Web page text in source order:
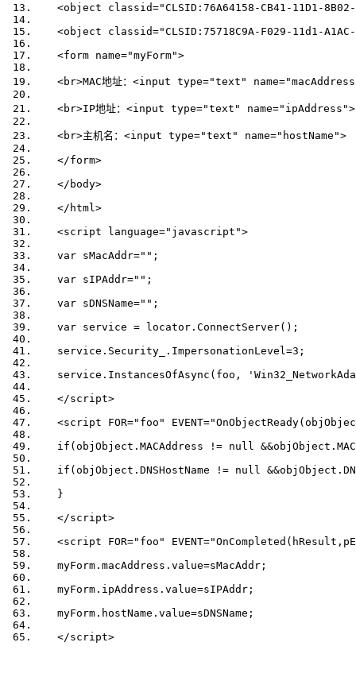
<object classid="CLSID:76A64158-CB41-11D1-
<object classid="CLSID:75718C9A-F029-11d1-
<form name="myForm">
<br>MAC地址： <input type="text" name=
<br>IP地址： <input type="text" name="ipAddress">
<br>主机名： <input type="text" name="hostName">
</form>
</ body>
</ html >
<script language="javascript">
var sMacAddr="" ;
var sIPAddr="" ;
var sDNSName="" ;
var service = locator .ConnectServer();
service.Security_.ImpersonationLevel =3 ;
service.InstancesOfAsync(foo,
</script>
<script FOR="foo" EVENT=
if(objObject.MACAddress != null
if(objObject.DNSHostName != null
}
</script>
<script FOR="foo" EVENT=
myForm.macAddress.value=sMacAddr ;
myForm.ipAddress.value=sIPAddr ;
myForm.hostName.value=sDNSName ;
</script>